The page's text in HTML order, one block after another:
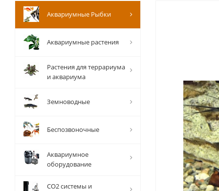
Аквариумные Рыбки
Аквариумные растения
Растения для террариума
и аквариума
Земноводные
Беспозвоночные
Аквариумное
оборудование
СО2 системы и